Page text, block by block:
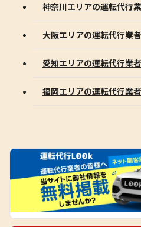
神奈川エリアの運転代行
大阪エリアの運転代行業
愛知エリアの運転代行業
福岡エリアの運転代行業